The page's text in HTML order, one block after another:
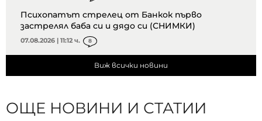
Психопатът стрелец от Банкок първо
застрелял баба си и дядо си (СНИМКИ)
07.08.2026 | 11:12 ч. 8
Виж всички новини
ОЩЕ НОВИНИ И СТАТИИ